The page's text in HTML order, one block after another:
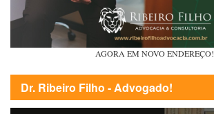
AGORA EM NOVO ENDEREÇO!
Dr. Ribeiro Filho - Advogado!